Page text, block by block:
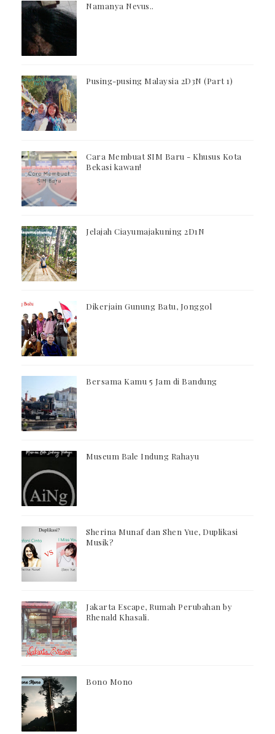
Namanya Nevus..
Pusing-pusing Malaysia 2D3N (Part 1)
Cara Membuat SIM Baru - Khusus Kota
Bekasi kawan!
Jelajah Ciayumajakuning 2D1N
Dikerjain Gunung Batu, Jonggol
Bersama Kamu 5 Jam di Bandung
Museum Bale Indung Rahayu
Sherina Munaf dan Shen Yue, Duplikasi
Musik?
Jakarta Escape, Rumah Perubahan by
Rhenald Khasali.
Bono Mono